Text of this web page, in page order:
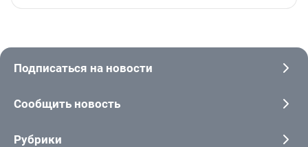
Подписаться на новости
Сообщить новость
Рубрики